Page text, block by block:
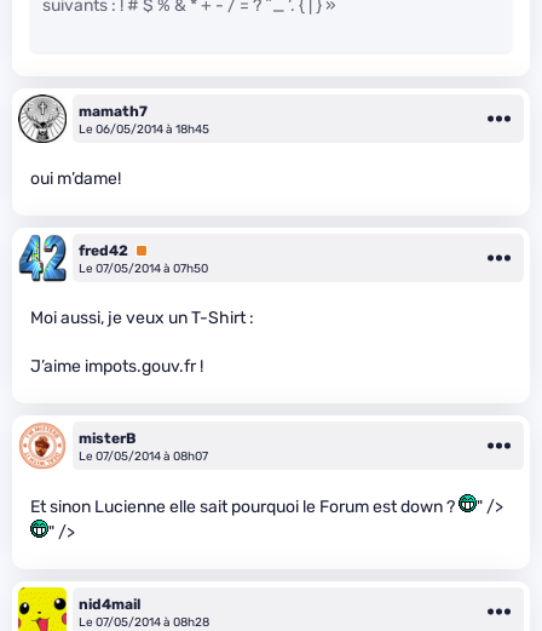
suivants : ! # $ % & * + - / = ? ^_ ‘. { | } »
mamath7
Le 06/05/2014 à 18h45
oui m’dame!
fred42 Premium
Le 07/05/2014 à 07h50
Moi aussi, je veux un T-Shirt :
J’aime impots.gouv.fr !
misterB
Le 07/05/2014 à 08h07
Et sinon Lucienne elle sait pourquoi le Forum est down ?
" />
" />
nid4mail
Le 07/05/2014 à 08h28